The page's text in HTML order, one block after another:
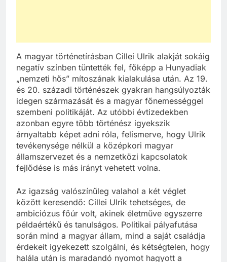
A magyar történetírásban Cillei Ulrik alakját sokáig
negatív színben tüntették fel, főképp a Hunyadiak
„nemzeti hős” mítoszának kialakulása után. Az 19.
és 20. századi történészek gyakran hangsúlyozták
idegen származását és a magyar főnemességgel
szembeni politikáját. Az utóbbi évtizedekben
azonban egyre több történész igyekszik
árnyaltabb képet adni róla, felismerve, hogy Ulrik
tevékenysége nélkül a középkori magyar
államszervezet és a nemzetközi kapcsolatok
fejlődése is más irányt vehetett volna.
Az igazság valószínűleg valahol a két véglet
között keresendő: Cillei Ulrik tehetséges, de
ambiciózus főúr volt, akinek életműve egyszerre
példaértékű és tanulságos. Politikai pályafutása
során mind a magyar állam, mind a saját családja
érdekeit igyekezett szolgálni, és kétségtelen, hogy
halála után is maradandó nyomot hagyott a